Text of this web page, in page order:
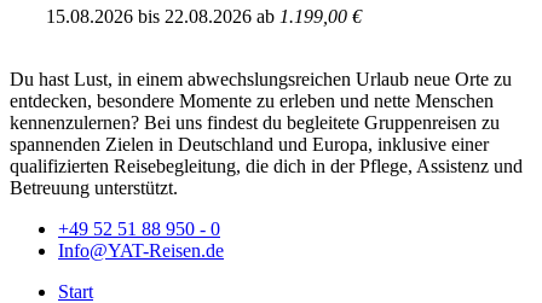
15.08.2026 bis 22.08.2026 ab 1.199,00 €
Du hast Lust, in einem abwechslungsreichen Urlaub neue Orte zu
entdecken, besondere Momente zu erleben und nette Menschen
kennenzulernen? Bei uns findest du begleitete Gruppenreisen zu
spannenden Zielen in Deutschland und Europa, inklusive einer
qualifizierten Reisebegleitung, die dich in der Pflege, Assistenz und
Betreuung unterstützt.
+49 52 51 88 950 - 0
Info@YAT-Reisen.de
Start